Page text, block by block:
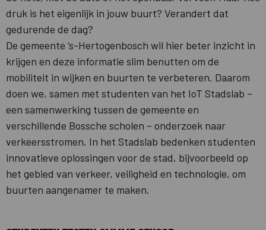
druk is het eigenlijk in jouw buurt? Verandert dat
gedurende de dag?
De gemeente ‘s-Hertogenbosch wil hier beter inzicht in
krijgen en deze informatie slim benutten om de
mobiliteit in wijken en buurten te verbeteren. Daarom
doen we, samen met studenten van het IoT Stadslab –
een samenwerking tussen de gemeente en
verschillende Bossche scholen – onderzoek naar
verkeersstromen. In het Stadslab bedenken studenten
innovatieve oplossingen voor de stad, bijvoorbeeld op
het gebied van verkeer, veiligheid en technologie, om
buurten aangenamer te maken.